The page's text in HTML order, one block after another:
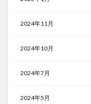
2024年11月
2024年10月
2024年7月
2024年5月